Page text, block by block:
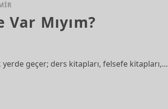
Mıyım?
geçer; ders kitapları, felsefe kitapları,…